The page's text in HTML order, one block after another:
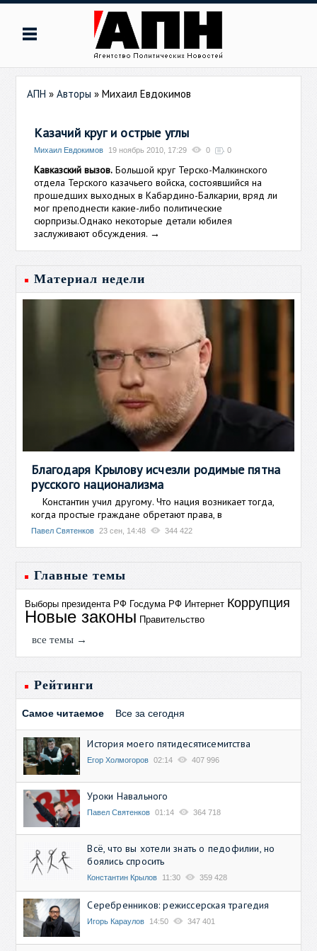
АПН »Авторы »Михаил Евдокимов
Казачий круг и острые углы
Михаил Евдокимов 19 ноябрь 2010, 17:29 0 0
Кавказский вызов. Большой круг Терско-Малкинского
отдела Терского казачьего войска, состоявшийся на
прошедших выходных в Кабардино-Балкарии, вряд ли
мог преподнести какие-либо политические
сюрпризы.Однако некоторые детали юбилея
заслуживают обсуждения. →
Материал недели
Благодаря Крылову исчезли родимые пятна
русского национализма
Константин учил другому. Что нация возникает тогда,
когда простые граждане обретают права, в
Павел Святенков 23 сен, 14:48 344 422
Главные темы
Выборы президента РФ Госдума РФ Интернет Коррупция
Новые законы Правительство
все темы →
Рейтинги
Самое читаемое Все за сегодня
История моего пятидесятисемитства
Егор Холмогоров 02:14 407 996
Уроки Навального
Павел Святенков 01:14 364 718
Всё, что вы хотели знать о педофилии, но
боялись спросить
Константин Крылов 11:30 359 428
Серебренников: режиссерская трагедия
Игорь Караулов 14:50 347 401